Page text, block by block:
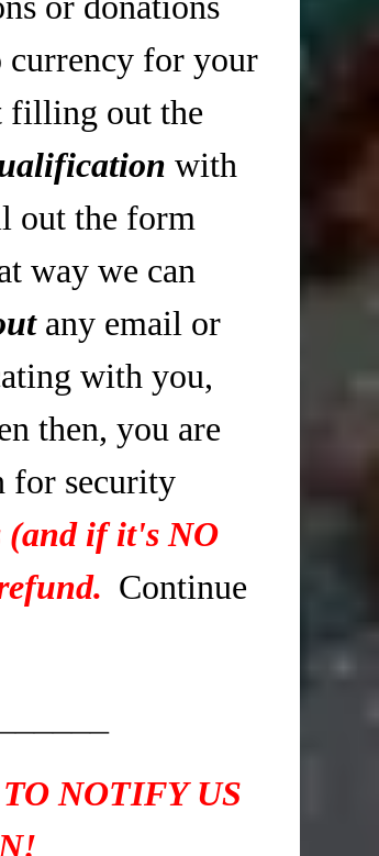
currency for your
filling out the
with
out the form
way we can
any email or
with you,
then, you are
for security
(and if it's NO
Continue
NOTIFY US